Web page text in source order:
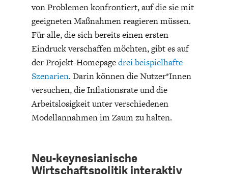
DIE NÄCHSTE STUFE DER
GESELLSCHAFT
von Problemen konfrontiert, auf die sie mit
geeigneten Maßnahmen reagieren müssen.
Für alle, die sich bereits einen ersten
Eindruck verschaffen möchten, gibt es auf
der Projekt-Homepagedrei beispielhafte
Szenarien. Darin können die Nutzer*Innen
versuchen, die Inflationsrate und die
Arbeitslosigkeit unter verschiedenen
Modellannahmen im Zaum zu halten.
Neu-keynesianische
Wirtschaftspolitik interaktiv